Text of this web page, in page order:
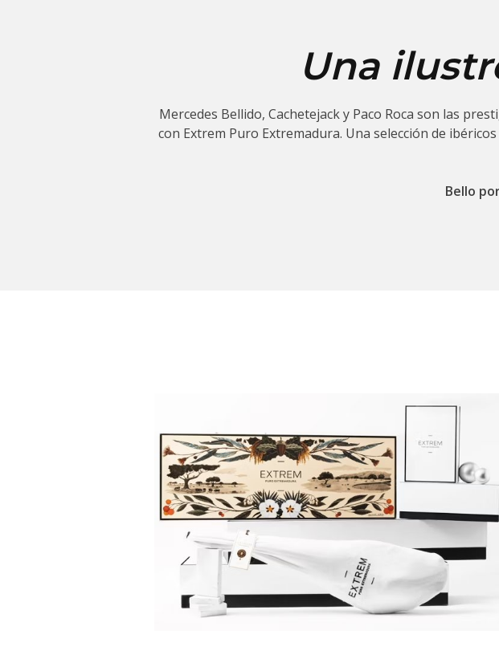
Una
Mercedes Bellido, Cachetejack y Paco Roca son las
con Extrem Puro Extremadura. Una selección de
Bello